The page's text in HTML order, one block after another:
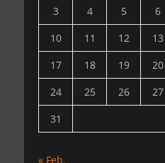
3
4 5 6
10
11 12 13
17
18 19 20
24
25 26 27
31
« Feb.